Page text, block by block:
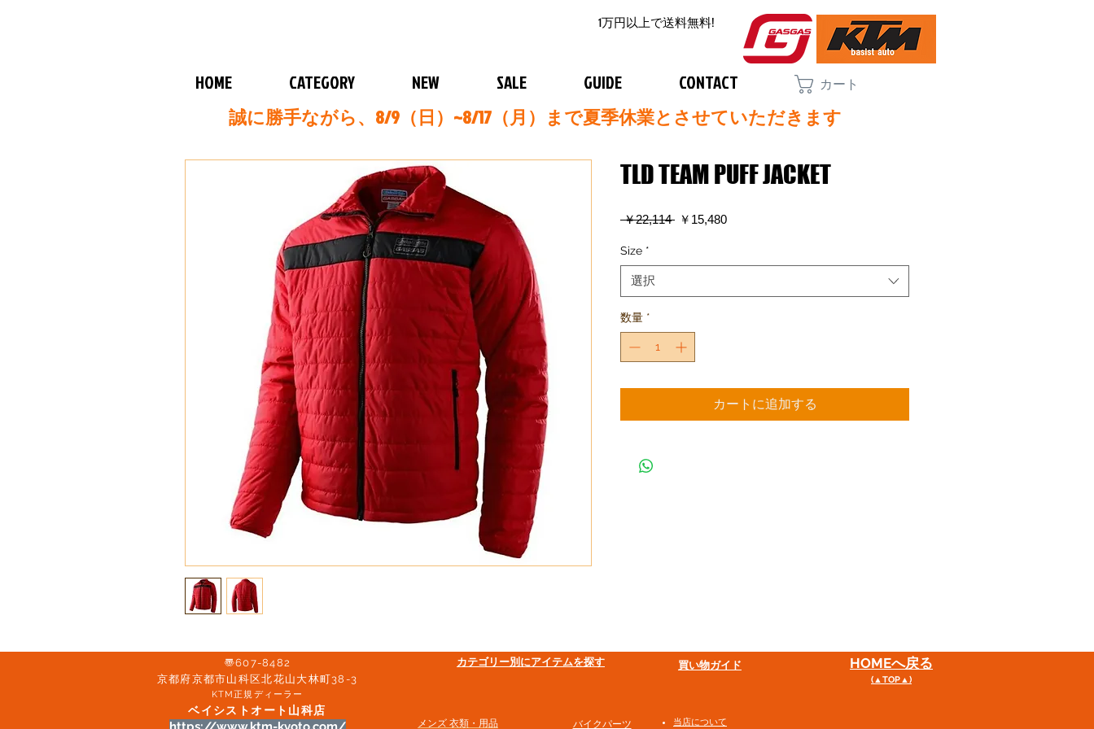
1万円以上で送料無料!
HOME CATEGORY NEW SALE GUIDE CONTACT カート
誠に勝手ながら、8/9（日）~8/17（月）まで夏季休業とさせていただきます
TLD TEAM PUFF JACKET
￥22,114 通
格
￥15,480セ
価
Size *
選択
数量 *
カートに追加する
〠607-8482
京都府京都市山科区北花山大林町38-3​
KTM正規ディーラー
ベイシストオート山科店
​カテゴリー別にアイテムを探す
メンズ 衣類・用品 バイクパーツ
買い物ガイド HOMEへ戻る
(▲TOP▲)
​当店について